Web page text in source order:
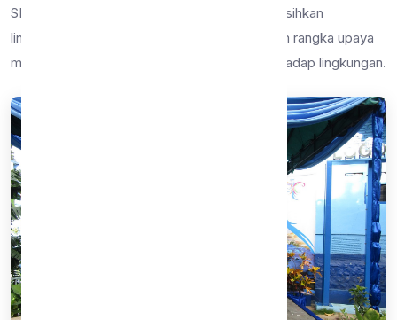
SMA dan SMK untuk bersama-sama membersihkan
lingkungan sekitar Kampung Biru Arema dalam rangka upaya
menumbuh kembangkan rasa kepedulian terhadap lingkungan.